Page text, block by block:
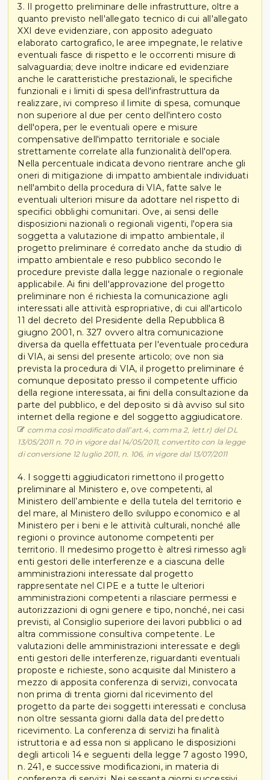
3. Il progetto preliminare delle infrastrutture, oltre a
quanto previsto nell'allegato tecnico di cui all'allegato
XXI deve evidenziare, con apposito adeguato
elaborato cartografico, le aree impegnate, le relative
eventuali fasce di rispetto e le occorrenti misure di
salvaguardia; deve inoltre indicare ed evidenziare
anche le caratteristiche prestazionali, le specifiche
funzionali e i limiti di spesa dell'infrastruttura da
realizzare, ivi compreso il limite di spesa, comunque
non superiore al due per cento dell'intero costo
dell'opera, per le eventuali opere e misure
compensative dell'impatto territoriale e sociale
strettamente correlate alla funzionalità dell'opera.
Nella percentuale indicata devono rientrare anche gli
oneri di mitigazione di impatto ambientale individuati
nell'ambito della procedura di VIA, fatte salve le
eventuali ulteriori misure da adottare nel rispetto di
specifici obblighi comunitari. Ove, ai sensi delle
disposizioni nazionali o regionali vigenti, l'opera sia
soggetta a valutazione di impatto ambientale, il
progetto preliminare é corredato anche da studio di
impatto ambientale e reso pubblico secondo le
procedure previste dalla legge nazionale o regionale
applicabile. Ai fini dell'approvazione del progetto
preliminare non é richiesta la comunicazione agli
interessati alle attività espropriative, di cui all'articolo
11 del decreto del Presidente della Repubblica 8
giugno 2001, n. 327 ovvero altra comunicazione
diversa da quella effettuata per l'eventuale procedura
di VIA, ai sensi del presente articolo; ove non sia
prevista la procedura di VIA, il progetto preliminare é
comunque depositato presso il competente ufficio
della regione interessata, ai fini della consultazione da
parte del pubblico, e del deposito si dà avviso sul sito
internet della regione e del soggetto aggiudicatore.
comma così modificato dall’art.4, comma 2, lett.r) del DL
13/05/2011 n. 70 in vigore dal 14/05/2011, convertito con la legge
di conversione 12 luglio 2011, n. 106, in vigore dal 13/07/2011
4. I soggetti aggiudicatori rimettono il progetto
preliminare al Ministero e, ove competenti, al
Ministero dell’ambiente e della tutela del territorio e
del mare, al Ministero dello sviluppo economico e al
Ministero per i beni e le attività culturali, nonché alle
regioni o province autonome competenti per
territorio. Il medesimo progetto è altresì rimesso agli
enti gestori delle interferenze e a ciascuna delle
amministrazioni interessate dal progetto
rappresentate nel CIPE e a tutte le ulteriori
amministrazioni competenti a rilasciare permessi e
autorizzazioni di ogni genere e tipo, nonché, nei casi
previsti, al Consiglio superiore dei lavori pubblici o ad
altra commissione consultiva competente. Le
valutazioni delle amministrazioni interessate e degli
enti gestori delle interferenze, riguardanti eventuali
proposte e richieste, sono acquisite dal Ministero a
mezzo di apposita conferenza di servizi, convocata
non prima di trenta giorni dal ricevimento del
progetto da parte dei soggetti interessati e conclusa
non oltre sessanta giorni dalla data del predetto
ricevimento. La conferenza di servizi ha finalità
istruttoria e ad essa non si applicano le disposizioni
degli articoli 14 e seguenti della legge 7 agosto 1990,
n. 241, e successive modificazioni, in materia di